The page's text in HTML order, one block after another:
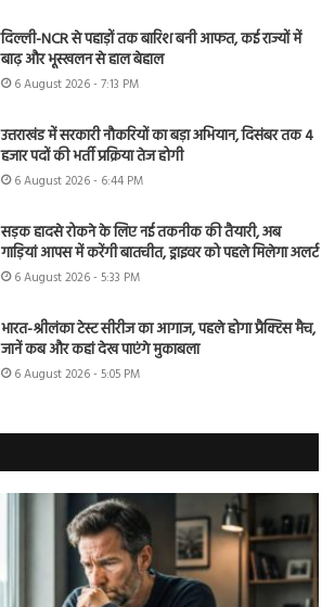
दिल्ली-NCR से पहाड़ों तक बारिश बनी आफत, कई राज्यों में
बाढ़ और भूस्खलन से हाल बेहाल
6 August 2026 - 7:13 PM
उत्तराखंड में सरकारी नौकरियों का बड़ा अभियान, दिसंबर तक 4
हजार पदों की भर्ती प्रक्रिया तेज होगी
6 August 2026 - 6:44 PM
सड़क हादसे रोकने के लिए नई तकनीक की तैयारी, अब
गाड़ियां आपस में करेंगी बातचीत, ड्राइवर को पहले मिलेगा अलर्ट
6 August 2026 - 5:33 PM
भारत-श्रीलंका टेस्ट सीरीज का आगाज, पहले होगा प्रैक्टिस मैच,
जानें कब और कहां देख पाएंगे मुकाबला
6 August 2026 - 5:05 PM